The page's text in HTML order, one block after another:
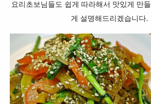
요리초보님들도 쉽게 따라해서 맛있게 만
게 설명해드리겠습니다.